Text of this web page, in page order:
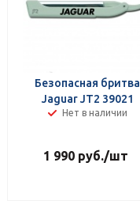
Безопасная бритва
Jaguar JT2 39021
Нет в наличии
1 990 руб./шт